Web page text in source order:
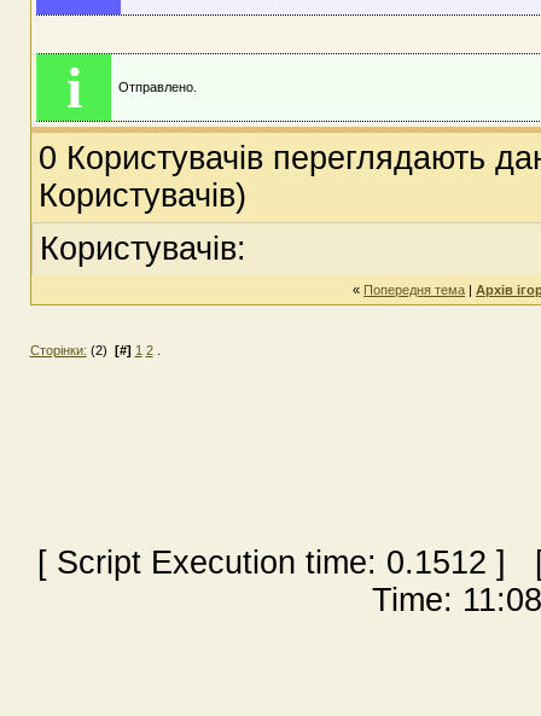
i Отправлено.
0 Користувачів переглядають
Користувачів)
Користувачів:
« Попередня тема | Архів
Сторінки: (2) [#] 1 2.
[ Script Execution time: 0.1512 ] [
Time: